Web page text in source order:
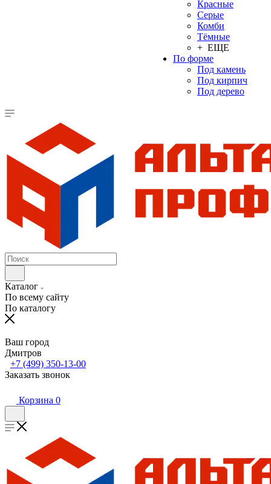
Красные
Серые
Комби
Тёмные
+ ЕЩЕ
По форме
Под камень
Под кирпич
Под дерево
Каталог
По всему сайту
По каталогу
Ваш город
Дмитров
+7 (499) 350-13-00
Заказать звонок
Корзина 0